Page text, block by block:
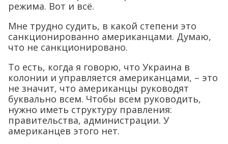
режима. Вот и всё.
Мне трудно судить, в какой степени это
санкционированно американцами. Думаю,
что не санкционировано.
То есть, когда я говорю, что Украина в
колонии и управляется американцами, – это
не значит, что американцы руководят
буквально всем. Чтобы всем руководить,
нужно иметь структуру правления:
правительства, администрации. У
американцев этого нет.